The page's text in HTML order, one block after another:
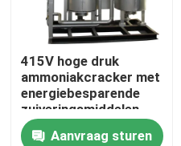
Kwaliteitscontrole
Neem contact met ons op
Nieuws
415V hoge druk
ammoniakcracker met
energiebesparende
zuiveringsmiddelen
Aanvraag sturen